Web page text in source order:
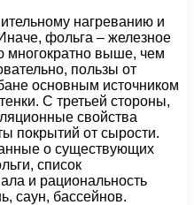
нагреванию и
фольга – железное
многократно выше, чем
пользы от
основным источником
С третьей стороны,
свойства
покрытий от сырости.
о существующих
список
и рациональность
саун, бассейнов.